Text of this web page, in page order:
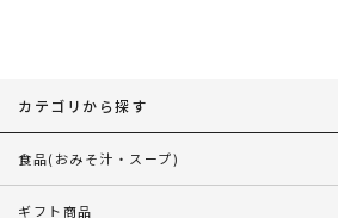
カテゴリから探す
食品(おみそ汁・スープ)
ギフト商品